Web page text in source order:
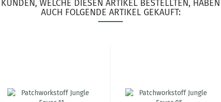
KUNDEN, WELCHE DIESEN ARTIKEL BESTELLTEN, HABEN
AUCH FOLGENDE ARTIKEL GEKAUFT: